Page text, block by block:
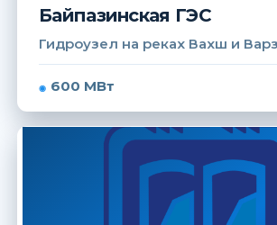
Байпазинская ГЭС
Гидроузел на реках Вахш и
600 МВт